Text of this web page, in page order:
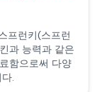
프런키(스프런
과 능력과 같은
함으로써 다양
.